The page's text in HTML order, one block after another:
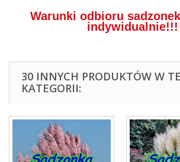
Warunki odbioru
indywidualnie!!!
30 INNYCH PRODUKTÓW W
KATEGORII: